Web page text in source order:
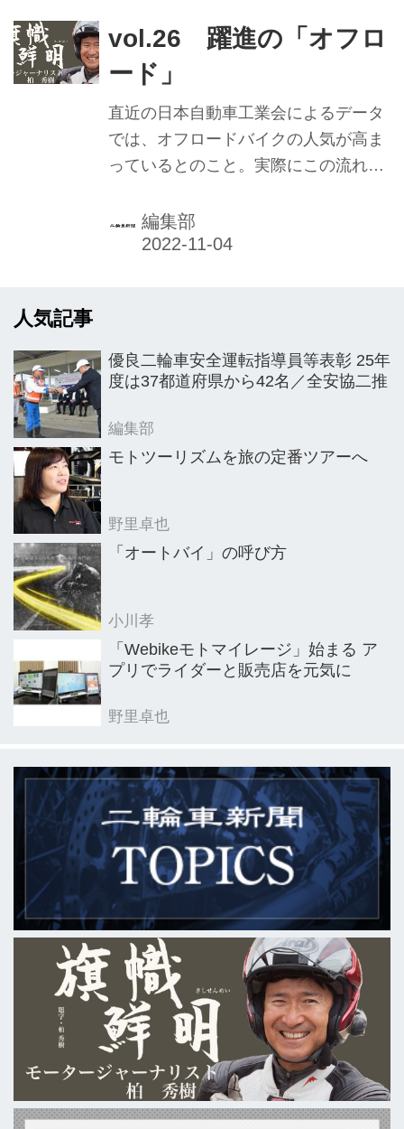
の中心となるバンコク市内は、まさに
混沌。朝夕の大渋滞の中をバイクが縦
横無尽に駆け抜けていきます。日常の
足として使うバイクの数は非常に多い
のですが、それはクルマの移動による
タイムロスとコストを避けるため。高
務になっているはずのヘルメットを着
用せず、グローブもなし。プロテクタ
vol.26 躍進の「オフロ
ード」
直近の日本自動車工業会によるデータ
では、オフロードバイクの人気が高ま
っているとのこと。実際にこの流れを
プ関係者は多いと思います。
編集部
人気記事
優良二輪車安全運転指導員等表彰 25年
度は37都道府県から42名／全安協二推
編集部
モトツーリズムを旅の定番ツアーへ
野里卓也
「オートバイ」の呼び方
小川孝
「Webikeモトマイレージ」始まる ア
プリでライダーと販売店を元気に
野里卓也